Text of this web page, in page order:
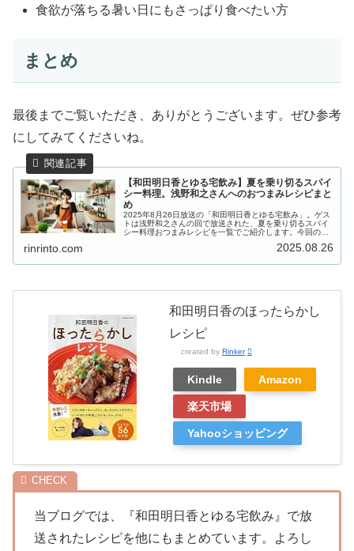
食欲が落ちる暑い日にもさっぱり食べたい方
まとめ
最後までご覧いただき、ありがとうございます。ぜひ参考
にしてみてくださいね。
【和田明日香とゆる宅飲み】夏を乗り切るスパイ
シー料理。浅野和之さんへのおつまみレシピまと
め
2025年8月26日放送の「和田明日香とゆる宅飲み」。ゲス
トは浅野和之さんの回で放送された、夏を乗り切るスパイ
シー料理おつまみレシピを一覧でご紹介します。今回のゲ
rinrinto.com 2025.08.26
和田明日香のほったらかし
レシピ
created by Rinker
Kindle Amazon
楽天市場
Yahooショッピング
当ブログでは、『和田明日香とゆる宅飲み』で放
送されたレシピを他にもまとめています。よろし